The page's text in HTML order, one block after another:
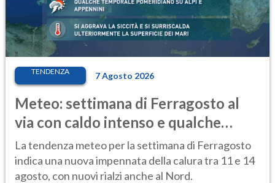
TENDENZA 7 Agosto 2026
Meteo: settimana di Ferragosto al
via con caldo intenso e qualche
temporale
La tendenza meteo per la settimana di Ferragosto
indica una nuova impennata della calura tra 11 e 14
agosto, con nuovi rialzi anche al Nord.